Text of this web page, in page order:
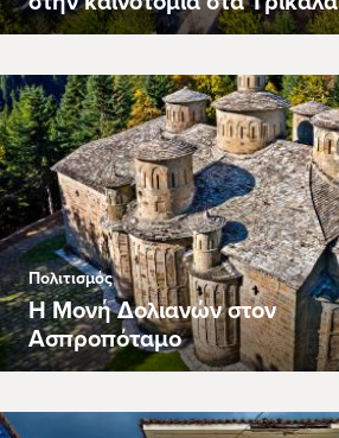
Πολιτισμός
Η Μονή Δολιανών στον
Ασπροπόταμο